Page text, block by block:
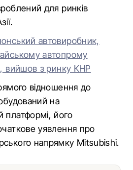
для ринків
автовиробник,
автопрому
вийшов з ринку КНР
відношення до
на
платформі, його
уявлення про
напрямку Mitsubishi.